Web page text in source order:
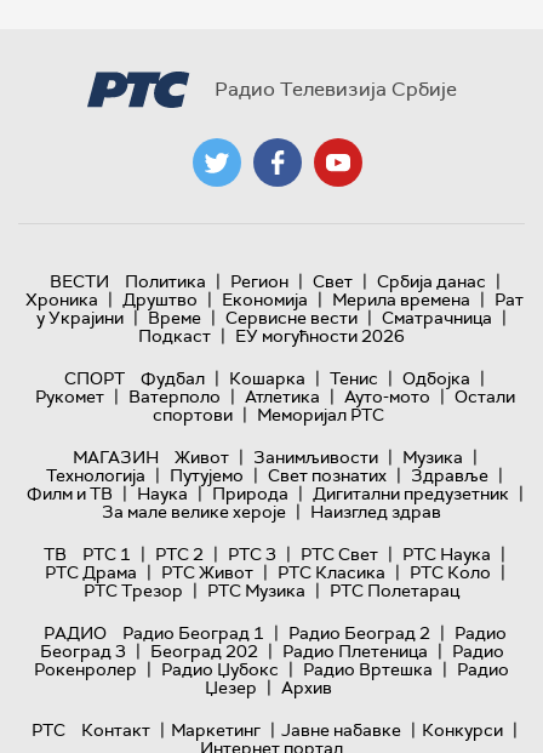
Радио Телевизија Србије
ВЕСТИ Политика | Регион | Свет | Србија данас |
Хроника | Друштво | Економија | Мерила времена | Рат
у Украјини | Време | Сервисне вести | Сматрачница |
Подкаст | ЕУ могућности 2026
СПОРТ
Фудбал | Кошарка | Тенис | Одбојка |
Рукомет | Ватерполо | Атлетика | Ауто-мото | Остали
спортови | Меморијал РТС
МАГАЗИН
Живот | Занимљивости | Музика |
Технологијa | Путујемо | Свет познатих | Здравље |
Филм и ТВ | Наука | Природа | Дигитални предузетник |
За мале велике хероје | Наизглед здрав
ТВ
РТС 1 | РТС 2 | РТС 3 | РТС Свет | РТС Наука |
РТС Драма | РТС Живот | РТС Класика | РТС Коло |
РТС Трезор | РТС Музика | РТС Полетарац
РАДИО
Радио Београд 1 | Радио Београд 2 | Радио
Београд 3 | Београд 202 | Радио Плетеница | Радио
Рокенролер | Радио Џубокс | Радио Вртешка | Радио
Џезер | Архив
РТС
Контакт | Маркетинг | Јавне набавке | Конкурси |
Интернет портал